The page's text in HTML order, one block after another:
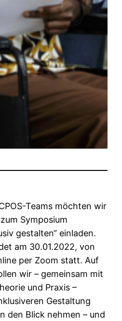
Teams möchten wir
Symposium
gestalten“ einladen.
am 30.01.2022, von
per Zoom statt. Auf
wir – gemeinsam mit
und Praxis –
Gestaltung
den Blick nehmen – und